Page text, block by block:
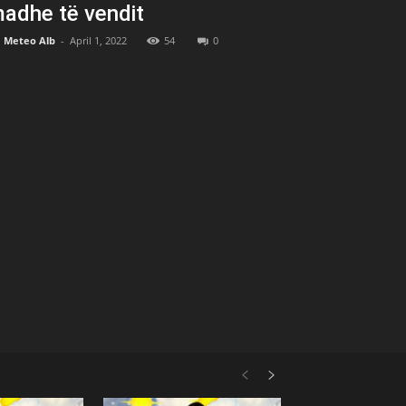
të vendit
Meteo Alb - April 1, 2022 54 0